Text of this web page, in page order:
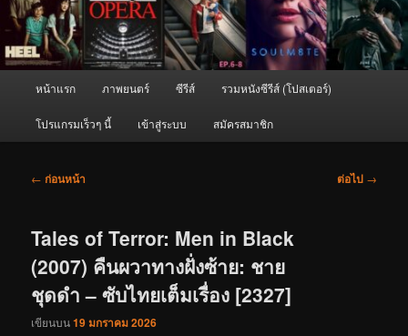
หน้าแรก ภาพยนตร์ ซีรีส์ รวมหนังซีรีส์ (โปสเตอร์)
โปรแกรมเร็วๆ นี้ เข้าสู่ระบบ สมัครสมาชิก
เมนู
← ก่อนหน้า ต่อไป →
Tales of Terror: Men in Black
(2007) คืนผวาทางฝั่งซ้าย: ชาย
ชุดดำ – ซับไทยเต็มเรื่อง [2327]
เขียนบน19 มกราคม 2026